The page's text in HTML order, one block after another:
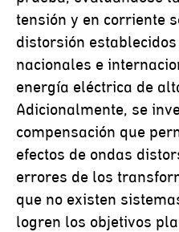
tensión y en corriente
distorsión
nacionales e
energía eléctrica de
Adicionalmente, se
compensación que
efectos de ondas
errores de los
que no existen
logren los objetivos